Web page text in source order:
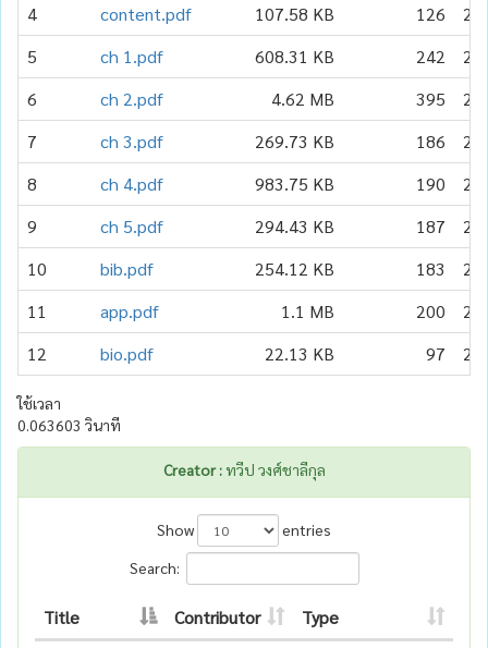
4
content.pdf 107.58 KB 126
5
ch 1.pdf 608.31 KB 242
6
ch 2.pdf 4.62 MB 395
7
ch 3.pdf 269.73 KB 186
8
ch 4.pdf 983.75 KB 190
9
ch 5.pdf 294.43 KB 187
10
bib.pdf 254.12 KB 183
11
app.pdf 1.1 MB 200
12
bio.pdf 22.13 KB 97
ใช้เวลา
0.063603 วินาที
Creator :ทวีป วงศ์ชาลีกุล
Show
entries
Search:
Title Contributor
Type